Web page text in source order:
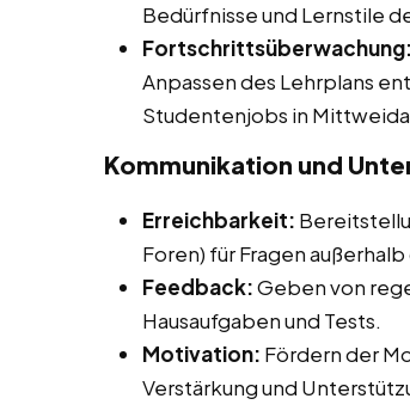
Bedürfnisse und Lernstile
Fortschrittsüberwachung:
Anpassen des Lehrplans
Studentenjobs in
Kommunikation und
Erreichbarkeit:
Foren) für Fragen
Feedback:Geben von
Hausaufgaben und Tests.
Motivation: Fördern der
Verstärkung und